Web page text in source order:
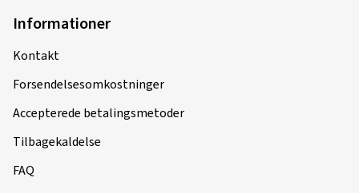
Informationer
Kontakt
Forsendelsesomkostninger
Accepterede betalingsmetoder
Tilbagekaldelse
FAQ